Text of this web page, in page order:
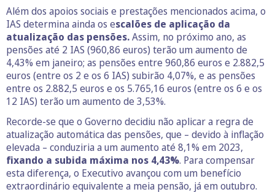
Além dos apoios sociais e prestações mencionados acima, o
IAS determina ainda os escalões de aplicação da
atualização das pensões.Assim, no próximo ano, as
pensões até 2 IAS (960,86 euros) terão um aumento de
4,43% em janeiro; as pensões entre 960,86 euros e 2.882,5
euros (entre os 2 e os 6 IAS) subirão 4,07%, e as pensões
entre os 2.882,5 euros e os 5.765,16 euros (entre os 6 e os
12 IAS) terão um aumento de 3,53%.
Recorde-se que o Governo decidiu não aplicar a regra de
atualização automática das pensões, que – devido à inflação
elevada – conduziria a um aumento até 8,1% em 2023,
fixando a subida máxima nos 4,43%. Para compensar
esta diferença, o Executivo avançou com um benefício
extraordinário equivalente a meia pensão, já em outubro.